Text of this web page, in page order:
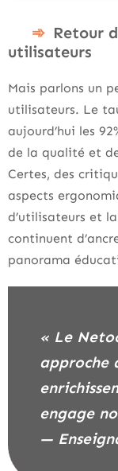
Retour
utilisateurs
Mais parlons un
utilisateurs. Le
aujourd’hui les
de la qualité et
Certes, des
aspects
d’utilisateurs et
continuent
panorama
« Le
approche
engage
—